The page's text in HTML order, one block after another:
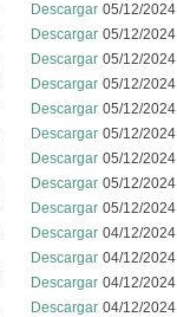
Descargar 05/12/2024
Descargar 05/12/2024
Descargar 05/12/2024
Descargar 05/12/2024
Descargar 05/12/2024
Descargar 05/12/2024
Descargar 05/12/2024
Descargar 05/12/2024
Descargar 05/12/2024
Descargar 04/12/2024
Descargar 04/12/2024
Descargar 04/12/2024
Descargar 04/12/2024